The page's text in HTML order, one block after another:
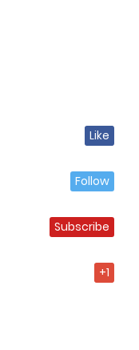
Like
Follow
Subscribe
+1